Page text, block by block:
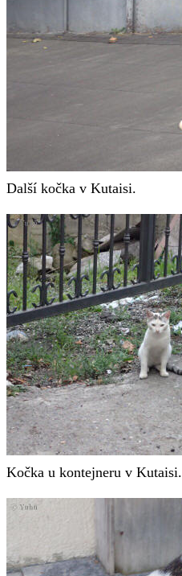
Další kočka v Kutaisi.
Kočka u kontejneru v Kutaisi.